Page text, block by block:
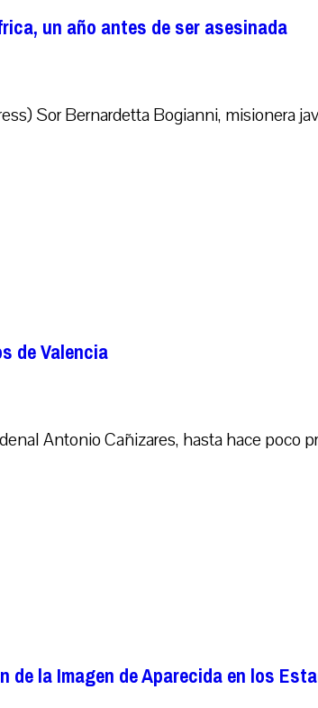
un año antes de ser asesinada
Sor Bernardetta Bogianni, misionera
de Valencia
Antonio Cañizares, hasta hace poco
la Imagen de Aparecida en los